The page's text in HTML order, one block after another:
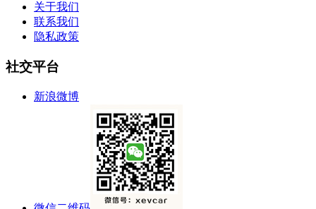
关于我们
联系我们
隐私政策
社交平台
新浪微博